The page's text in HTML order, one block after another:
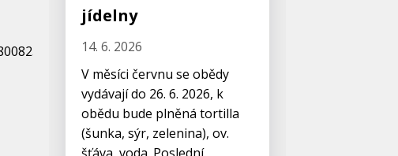
jídelny
14. 6. 2026
V měsíci červnu se obědy
vydávají do 26. 6. 2026, k
obědu bude plněná tortilla
(šunka, sýr, zelenina), ov.